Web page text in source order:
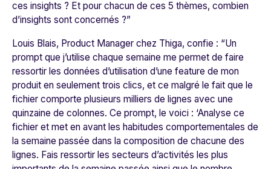
ces insights ? Et pour chacun de ces 5 thèmes, combien
d’insights sont concernés ?”
Louis Blais, Product Manager chez Thiga, confie : “Un
prompt que j’utilise chaque semaine me permet de faire
ressortir les données d’utilisation d’une feature de mon
produit en seulement trois clics, et ce malgré le fait que le
fichier comporte plusieurs milliers de lignes avec une
quinzaine de colonnes. Ce prompt, le voici : ‘Analyse ce
fichier et met en avant les habitudes comportementales de
la semaine passée dans la composition de chacune des
lignes. Fais ressortir les secteurs d’activités les plus